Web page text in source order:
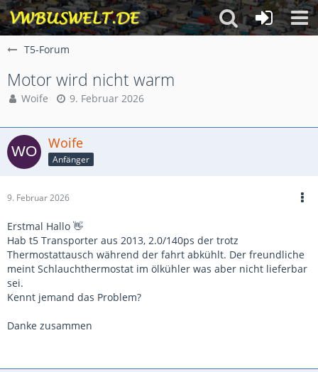
T5-Forum
Motor wird nicht warm
Woife 9. Februar 2026
Woife
Anfänger
9. Februar 2026
Erstmal Hallo 👋
Hab t5 Transporter aus 2013, 2.0/140ps der trotz
Thermostattausch während der fahrt abkühlt. Der freundliche
meint Schlauchthermostat im ölkühler was aber nicht lieferbar
sei.
Kennt jemand das Problem?
Danke zusammen